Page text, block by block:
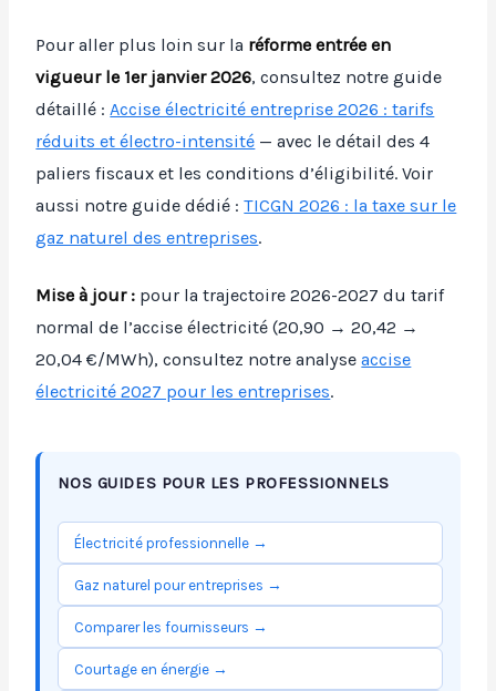
Pour aller plus loin sur la réforme entrée en
vigueur le 1er janvier 2026, consultez notre guide
détaillé :Accise électricité entreprise 2026 : tarifs
réduits et électro-intensité — avec le détail des 4
paliers fiscaux et les conditions d’éligibilité. Voir
aussi notre guide dédié :TICGN 2026 : la taxe sur le
gaz naturel des entreprises.
Mise à jour : pour la trajectoire 2026-2027 du tarif
normal de l’accise électricité (20,90 → 20,42 →
20,04 €/MWh), consultez notre analyseaccise
électricité 2027 pour les entreprises.
NOS GUIDES POUR LES PROFESSIONNELS
Électricité professionnelle →
Gaz naturel pour entreprises →
Comparer les fournisseurs →
Courtage en énergie →